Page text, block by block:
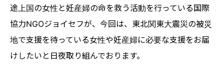
途上国の女性と妊産婦の命を救う活動を行っている国際
協力NGOジョイセフが、今回は、東北関東大震災の被災
地で支援を待っている女性や妊産婦に必要な支援をお届
けしたいと日夜取り組んでおります。